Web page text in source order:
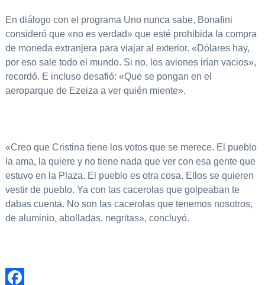
En diálogo con el programa Uno nunca sabe, Bonafini
consideró que «no es verdad» que esté prohibida la compra
de moneda extranjera para viajar al exterior. «Dólares hay,
por eso sale todo el mundo. Si no, los aviones irían vacios»,
recordó. E incluso desafió: «Que se pongan en el
aeroparque de Ezeiza a ver quién miente».
«Creo que Cristina tiene los votos que se merece. El pueblo
la ama, la quiere y no tiene nada que ver con esa gente que
estuvo en la Plaza. El pueblo es otra cosa. Ellos se quieren
vestir de pueblo. Ya con las cacerolas que golpeaban te
dabas cuenta. No son las cacerolas que tenemos nosotros,
de aluminio, abolladas, negritas», concluyó.